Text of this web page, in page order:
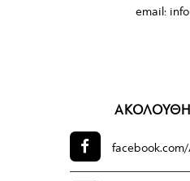
email:
facebook.com/